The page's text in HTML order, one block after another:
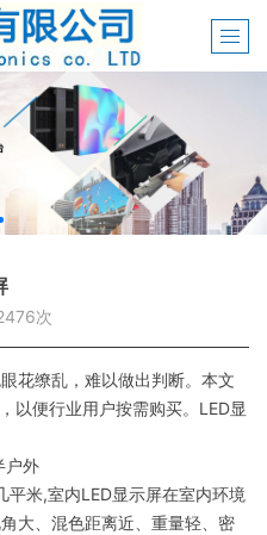
次
花缭乱，难以做出判断。本文
以便行业用户按需购买。LED显
户外
平米,室内LED显示屏在室内环境
大、混色距离近、重量轻、密